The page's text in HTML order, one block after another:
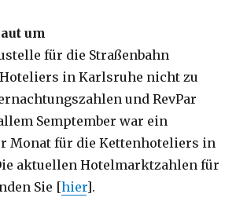
um
für die Straßenbahn
in Karlsruhe nicht zu
und RevPar
Semptember war ein
Monat für die Kettenhoteliers in
aktuellen Hotelmarktzahlen für
Sie [hier].